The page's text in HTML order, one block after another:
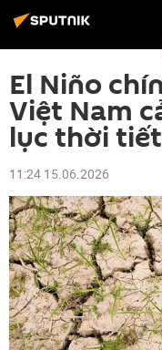
El Niño
Việt Nam
lục thời
11:24 15.06.2026